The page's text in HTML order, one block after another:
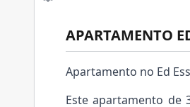
APARTAMENTO
Apartamento no Ed
Este apartamento de